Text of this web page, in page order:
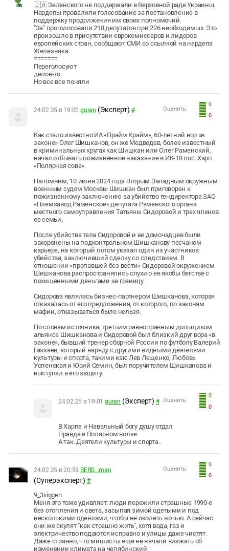
🇺🇦 Зеленского не поддержали в Верховной раде Украины.
Нардепы провалили голосование за постановление в
поддержку продолжения им своих полномочий.
"За" проголосовали 218 депутатов при 226 необходимых. Это
произошло в присутствии еврокомиссаров и лидеров
европейских стран, сообщают СМИ со ссылкой на нардепа
Железняка.
=======
Переголосуют
делов-то
Но все все поняли
0
0
Оценить:
24.02.25 в 19:00 guran (Эксперт) #
Как стало известно ИА «Прайм Крайм», 60-летний вор «в
законе» Олег Шишканов, он же Медведев, более известный
в криминальных кругах как Шишкан или Олег Раменский,
начал отбывать пожизненное наказание в ИК-18 пос. Харп
«Полярная сова».
Напомним, 10 июня 2024 года Вторым Западным окружным
военным судом Москвы Шишкан был приговорен к
пожизненному заключению за убийство гендиректора ЗАО
«Племзавод Раменское» депутата Раменского органа
местного самоуправления Татьяны Сидоровой и трех членов
ее семьи.
После убийства тела Сидоровой и ее домочадцев были
захоронены на подконтрольном Шишканову песчаном
карьере, на который потом указал один из участников
убийства, заключивший сделку со следствием. В
отношении «пропавшей без вести» Сидоровой окружением
Шишканова распространялись слухи о ее якобы бегстве с
похищенными деньгами за границу.
Сидорова являлась бизнес-партнером Шишканова, которая
отказалась от его предложения, от которого, по законам
мафии, отказываться было нельзя.
По словам источника, третьим равноправным дольщиком
альянса Шишканова и Сидоровой был близкий друг вора «в
законе», бывший тренер сборной России по футболу Валерий
Газзаев, который наряду с другими видными деятелями
культуры и спорта, такими как: Лев Лещенко, Любовь
Успенская и Юрий Семин, был поручителем Шишканова и
выступал в его защиту.
0
0
Оценить:
24.02.25 в 19:01 guran (Эксперт) #
В Харпе и Навальный богу душу отдал
Правда в Полярном волке
А так. Деятели культуры и спорта..
0
0
Оценить:
24.02.25 в 20:59 BERG...man
(Суперэксперт) #
9_3viggen
Меня это тоже удивляет: люди пережили страшные 1990-е
без отопления и света, засыпая зимой одетыми и под
несколькими одеялами, чтобы не околеть ночью. А сейчас
они же скулят "как страшно жить", хотя вода, газ и
электричество подаются исправно и улицы даже чистят.
Даже странно, что мишисты еще не начали визжать об
изменении климата на челябинский.